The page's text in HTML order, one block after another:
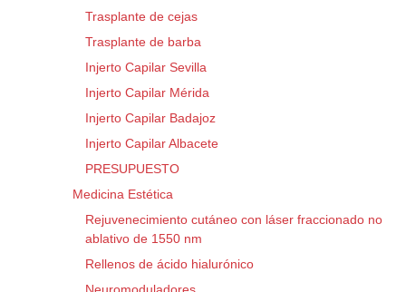
Trasplante de cejas
Trasplante de barba
Injerto Capilar Sevilla
Injerto Capilar Mérida
Injerto Capilar Badajoz
Injerto Capilar Albacete
PRESUPUESTO
Medicina Estética
Rejuvenecimiento cutáneo con láser fraccionado no
ablativo de 1550 nm
Rellenos de ácido hialurónico